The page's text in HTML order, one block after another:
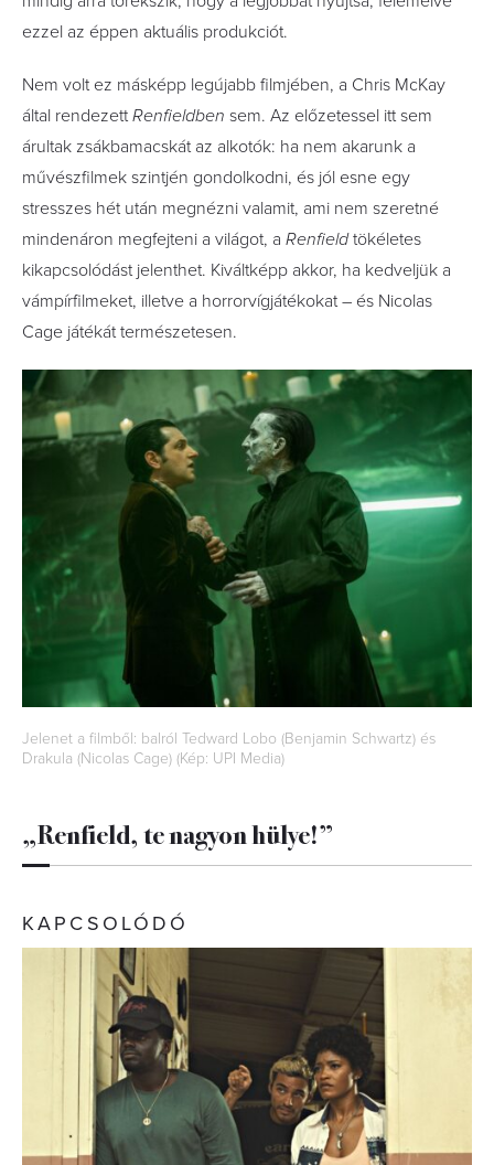
ezzel az éppen aktuális produkciót.
Nem volt ez másképp legújabb filmjében, a Chris McKay
által rendezettRenfieldben sem. Az előzetessel itt sem
árultak zsákbamacskát az alkotók: ha nem akarunk a
művészfilmek szintjén gondolkodni, és jól esne egy
stresszes hét után megnézni valamit, ami nem szeretné
mindenáron megfejteni a világot, a Renfieldtökéletes
kikapcsolódást jelenthet. Kiváltképp akkor, ha kedveljük a
vámpírfilmeket, illetve a horrorvígjátékokat – és Nicolas
Cage játékát természetesen.
Jelenet a filmből: balról Tedward Lobo (Benjamin Schwartz) és
Drakula (Nicolas Cage) (Kép: UPI Media)
„Renfield, te nagyon hülye!”
KAPCSOLÓDÓ